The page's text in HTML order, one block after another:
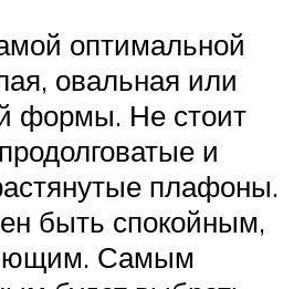
оптимальной
овальная или
формы. Не стоит
и
плафоны.
быть спокойным,
Самым